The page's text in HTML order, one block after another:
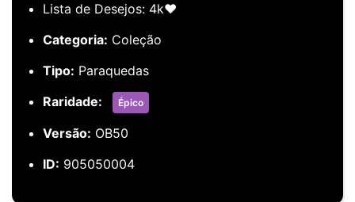
Lista de Desejos: 4k❤️
Categoria: Coleção
Tipo: Paraquedas
Raridade:
Épico
Versão: OB50
ID: 905050004